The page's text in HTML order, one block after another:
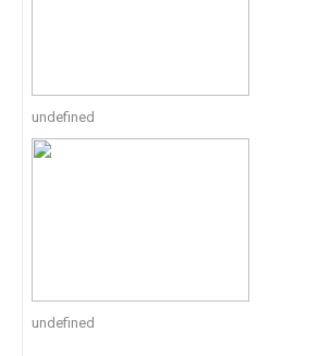
undefined
undefined